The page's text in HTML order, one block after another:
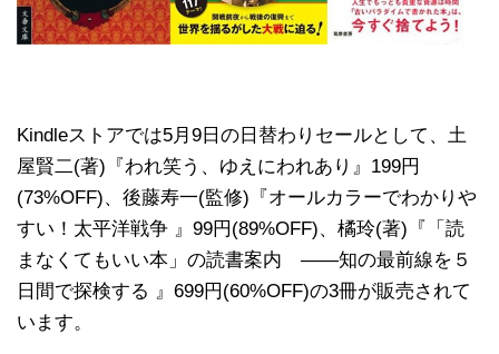
Kindleストアでは5月9日の日替わりセールとして、土
屋賢二(著)『われ笑う、ゆえにわれあり』199円
(73%OFF)、後藤寿一(監修)『オールカラーでわかりや
すい！太平洋戦争 』99円(89%OFF)、橘玲(著)『「読
まなくてもいい本」の読書案内 ――知の最前線を５
日間で探検する 』699円(60%OFF)の3冊が販売されて
います。